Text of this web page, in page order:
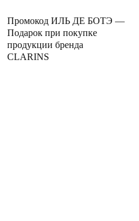
Промокод ИЛЬ ДЕ БОТЭ —
Подарок при покупке
продукции бренда
CLARINS